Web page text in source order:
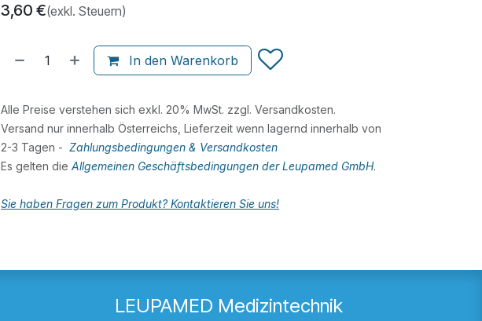
3,60 €(exkl. Steuern)
In den Warenkorb
Alle Preise verstehen sich exkl. 20% MwSt. zzgl. Versandkosten.
Versand nur innerhalb Österreichs, Lieferzeit wenn lagernd innerhalb von
2-3 Tagen - Zahlungsbedingungen & Versandkosten
Es gelten die Allgemeinen Geschäftsbedingungen der Leupamed GmbH.
Sie haben Fragen zum Produkt? Kontaktieren Sie uns!
LEUPAMED Medizintechnik